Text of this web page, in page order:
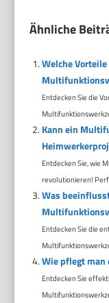
Ähnliche
Welche
Entdecken Sie die
Kann ein
Entdecken Sie, wie
revolutionieren!
Was
Entdecken Sie die
Wie pflegt
Entdecken Sie